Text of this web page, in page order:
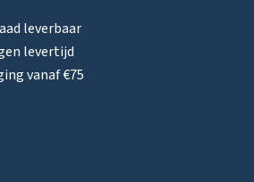
leverbaar
levertijd
vanaf €75